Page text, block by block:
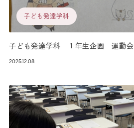
子ども発達学科
子ども発達学科 １年生企画 運動会
2025.12.08